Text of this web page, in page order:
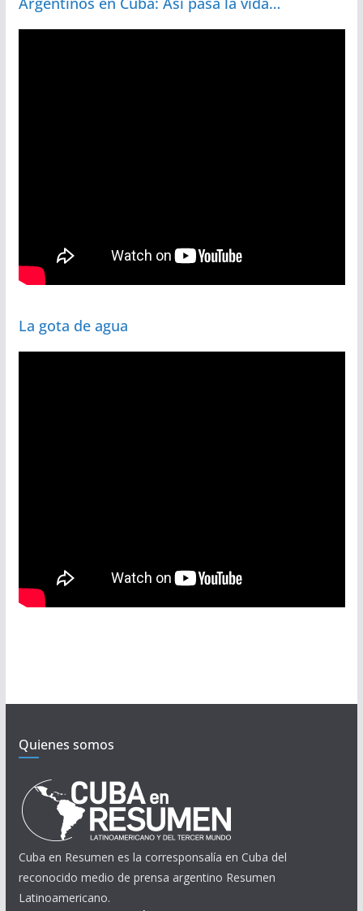
La gota de agua
Quienes somos
Cuba en Resumen es la corresponsalía en Cuba del
reconocido medio de prensa argentino Resumen
Latinoamericano.